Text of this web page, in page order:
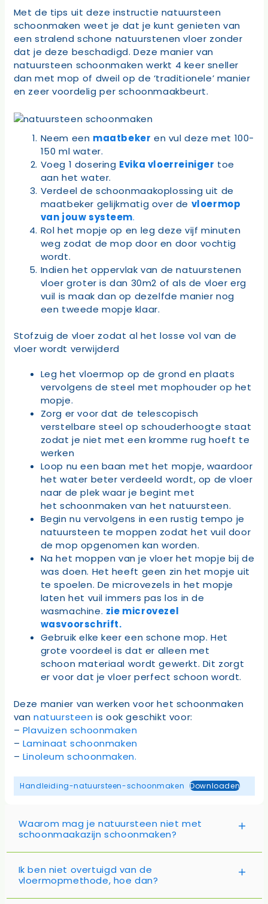
Met de tips uit deze instructie natuursteen
schoonmaken weet je dat je kunt genieten van
een stralend schone natuurstenen vloer zonder
dat je deze beschadigd. Deze manier van
natuursteen schoonmaken werkt 4 keer sneller
dan met mop of dweil op de ‘traditionele’ manier
en zeer voordelig per schoonmaakbeurt.
Neem een maatbeker en vul deze met 100-
150 ml water.
Voeg 1 dosering Evika vloerreiniger toe
aan het water.
Verdeel de schoonmaakoplossing uit de
maatbeker gelijkmatig over de vloermop
van jouw systeem.
Rol het mopje op en leg deze vijf minuten
weg zodat de mop door en door vochtig
wordt.
Indien het oppervlak van de natuurstenen
vloer groter is dan 30m2 of als de vloer erg
vuil is maak dan op dezelfde manier nog
een tweede mopje klaar.
Stofzuig de vloer zodat al het losse vol van de
vloer wordt verwijderd
Leg het vloermop op de grond en plaats
vervolgens de steel met mophouder op het
mopje.
Zorg er voor dat de telescopisch
verstelbare steel op schouderhoogte staat
zodat je niet met een kromme rug hoeft te
werken
Loop nu een baan met het mopje, waardoor
het water beter verdeeld wordt, op de vloer
naar de plek waar je begint met
het schoonmaken van het natuursteen.
Begin nu vervolgens in een rustig tempo je
natuursteen te moppen zodat het vuil door
de mop opgenomen kan worden.
Na het moppen van je vloer het mopje bij de
was doen. Het heeft geen zin het mopje uit
te spoelen. De microvezels in het mopje
laten het vuil immers pas los in de
wasmachine. zie microvezel
wasvoorschrift.
Gebruik elke keer een schone mop. Het
grote voordeel is dat er alleen met
schoon materiaal wordt gewerkt. Dit zorgt
er voor dat je vloer perfect schoon wordt.
Deze manier van werken voor het schoonmaken
van natuursteen is ook geschikt voor:
– Plavuizen schoonmaken
– Laminaat schoonmaken
– Linoleum schoonmaken.
Handleiding-natuursteen-schoonmaken Downloaden
Waarom mag je natuursteen niet met
schoonmaakazijn schoonmaken?
Ik ben niet overtuigd van de
vloermopmethode, hoe dan?